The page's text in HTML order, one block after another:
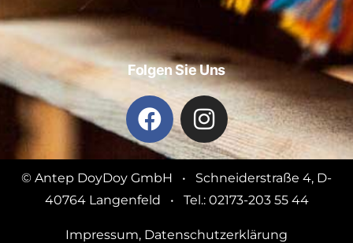
Folgen Sie Uns
© Antep DoyDoy GmbH • Schneiderstraße 4, D-
40764 Langenfeld • Tel.: 02173-203 55 44
Impressum, Datenschutzerklärung